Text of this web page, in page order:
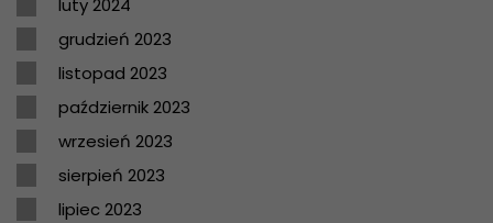
luty 2024
grudzień 2023
listopad 2023
październik 2023
wrzesień 2023
sierpień 2023
lipiec 2023